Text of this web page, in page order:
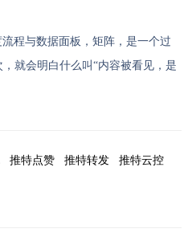
程与数据面板，矩阵，是一个过
就会明白什么叫“内容被看见，是
推特点赞 推特转发 推特云控